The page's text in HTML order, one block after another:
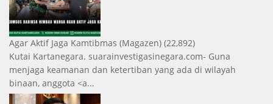
Agar Aktif Jaga Kamtibmas (Magazen) (22,892)
Kutai Kartanegara. suarainvestigasinegara.com- Guna
menjaga keamanan dan ketertiban yang ada di wilayah
binaan, anggota <a...